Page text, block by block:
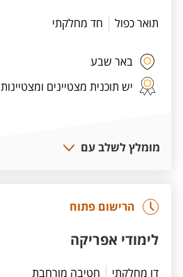
תואר כפול חד מחלקתי
באר שבע
יש תוכנית מצטיינים ומצטיינות
מומלץ לשלב עם
הרישום פתוח
לימודי אפריקה
דו מחלקתי חטיבה מורחבת